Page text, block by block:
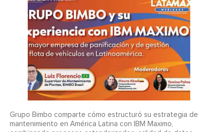
Grupo Bimbo comparte cómo estructuró su estrategia de
mantenimiento en América Latina con IBM Maximo,